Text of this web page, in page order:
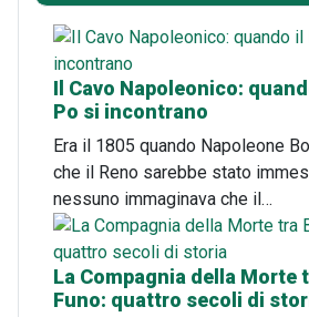
Il Cavo Napoleonico:
Po si incontrano
Era il 1805 quando Napoleone
che il Reno sarebbe stato
nessuno immaginava che il…
La Compagnia della Morte
Funo: quattro secoli di